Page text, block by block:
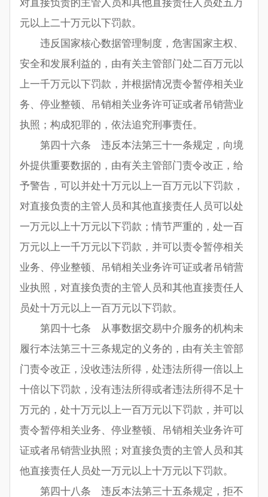
对直接负责的主管人员和其他直接责任人员处五万
元以上二十万元以下罚款。
违反国家核心数据管理制度，危害国家主权、
安全和发展利益的，由有关主管部门处二百万元以
上一千万元以下罚款，并根据情况责令暂停相关业
务、停业整顿、吊销相关业务许可证或者吊销营业
执照；构成犯罪的，依法追究刑事责任。
第四十六条 违反本法第三十一条规定，向境
外提供重要数据的，由有关主管部门责令改正，给
予警告，可以并处十万元以上一百万元以下罚款，
对直接负责的主管人员和其他直接责任人员可以处
一万元以上十万元以下罚款；情节严重的，处一百
万元以上一千万元以下罚款，并可以责令暂停相关
业务、停业整顿、吊销相关业务许可证或者吊销营
业执照，对直接负责的主管人员和其他直接责任人
员处十万元以上一百万元以下罚款。
第四十七条 从事数据交易中介服务的机构未
履行本法第三十三条规定的义务的，由有关主管部
门责令改正，没收违法所得，处违法所得一倍以上
十倍以下罚款，没有违法所得或者违法所得不足十
万元的，处十万元以上一百万元以下罚款，并可以
责令暂停相关业务、停业整顿、吊销相关业务许可
证或者吊销营业执照；对直接负责的主管人员和其
他直接责任人员处一万元以上十万元以下罚款。
第四十八条 违反本法第三十五条规定，拒不